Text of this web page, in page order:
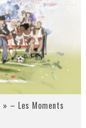
– Les Moments